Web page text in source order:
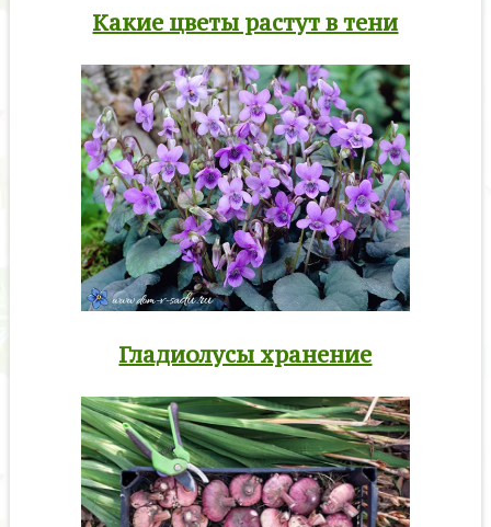
Какие цветы растут в тени
Гладиолусы хранение